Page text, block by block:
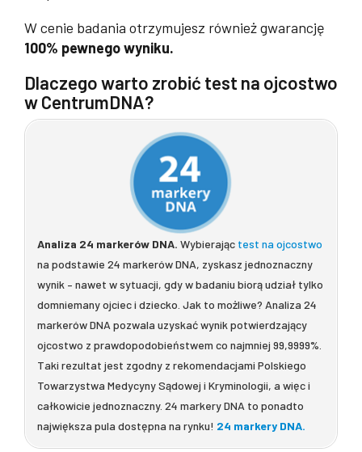
W cenie badania otrzymujesz również gwarancję
100% pewnego wyniku.
Dlaczego warto zrobić test na ojcostwo
w CentrumDNA?
Analiza 24 markerów DNA. Wybierając test na ojcostwo
na podstawie 24 markerów DNA, zyskasz jednoznaczny
wynik – nawet w sytuacji, gdy w badaniu biorą udział tylko
domniemany ojciec i dziecko. Jak to możliwe? Analiza 24
markerów DNA pozwala uzyskać wynik potwierdzający
ojcostwo z prawdopodobieństwem co najmniej 99,9999%.
Taki rezultat jest zgodny z rekomendacjami Polskiego
Towarzystwa Medycyny Sądowej i Kryminologii, a więc i
całkowicie jednoznaczny. 24 markery DNA to ponadto
największa pula dostępna na rynku! 24 markery DNA.